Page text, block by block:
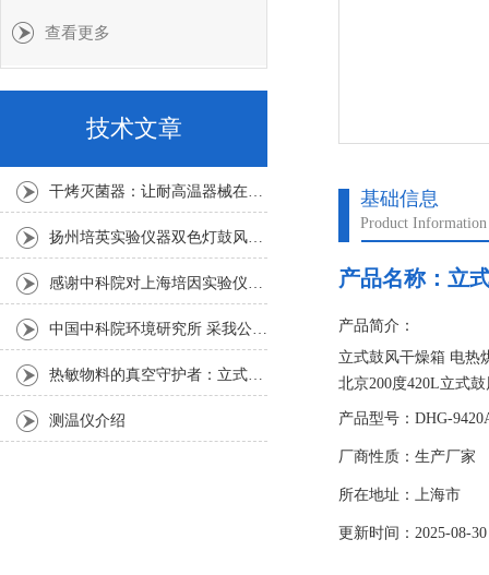
基础信息
Product Information
产品名称： 立
产品简介：
立式鼓风干燥箱 电热
北京200度420L立式
作室底部散热板上不
产品型号：DHG-
厂商性质：生产厂家
所在地址：上海市
更新时间：2025-08-30
查看更多
技术文章
干烤灭菌器：让耐高温器械在无水高温中重获无菌新生
扬州培英实验仪器双色灯鼓风干燥箱
感谢中科院对上海培因实验仪器的认可
中国中科院环境研究所 采我公司仪器300L人工气候箱 实验效果获高度评价
热敏物料的真空守护者：立式真空干燥箱选购指南
测温仪介绍